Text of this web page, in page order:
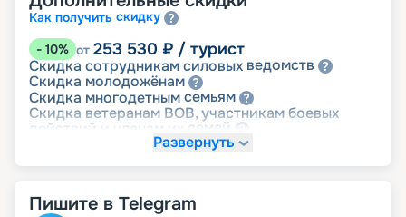
Как получить скидку
- 10% от 253 530 ₽ / турист
Скидка сотрудникам силовых ведомств
Скидка молодожёнам
Скидка многодетнымсемьям
Скидка ветеранам ВОВ, участникам боевых
действий и членам их семей
Развернуть
Пишите в Telegram